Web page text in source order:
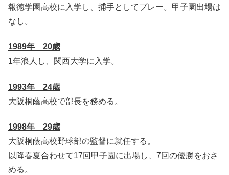
報徳学園高校に入学し、捕手としてプレー。甲子園出場は
なし。
1989年 20歳
1年浪人し、関西大学に入学。
1993年 24歳
大阪桐蔭高校で部長を務める。
1998年 29歳
大阪桐蔭高校野球部の監督に就任する。
以降春夏合わせて17回甲子園に出場し、7回の優勝をおさ
める。